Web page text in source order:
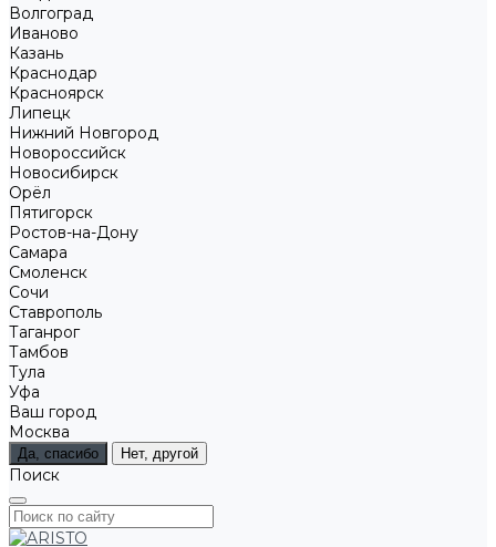
Волгоград
Иваново
Казань
Краснодар
Красноярск
Липецк
Нижний Новгород
Новороссийск
Новосибирск
Орёл
Пятигорск
Ростов-на-Дону
Самара
Смоленск
Сочи
Ставрополь
Таганрог
Тамбов
Тула
Уфа
Ваш город
Москва
Да, спасибо Нет, другой
Поиск